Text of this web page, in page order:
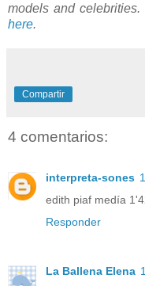
models and
here.
Compartir
4 comentarios:
interpreta-sones
edith piaf medía
Responder
La Ballena Elena